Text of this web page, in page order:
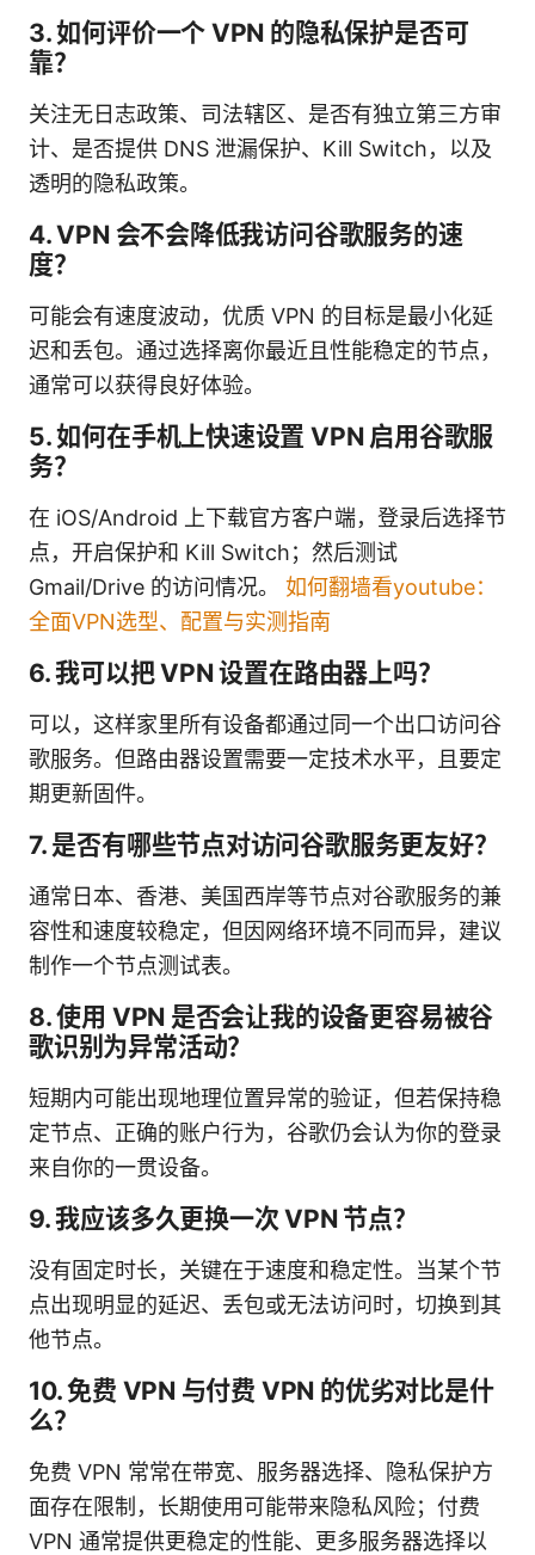
3. 如何评价一个 VPN 的隐私保护是否可
靠？
关注无日志政策、司法辖区、是否有独立第三方审
计、是否提供 DNS 泄漏保护、Kill Switch，以及
透明的隐私政策。
4. VPN 会不会降低我访问谷歌服务的速
度？
可能会有速度波动，优质 VPN 的目标是最小化延
迟和丢包。通过选择离你最近且性能稳定的节点，
通常可以获得良好体验。
5. 如何在手机上快速设置 VPN 启用谷歌服
务？
在 iOS/Android 上下载官方客户端，登录后选择节
点，开启保护和 Kill Switch；然后测试
Gmail/Drive 的访问情况。 如何翻墙看youtube：
全面VPN选型、配置与实测指南
6. 我可以把 VPN 设置在路由器上吗？
可以，这样家里所有设备都通过同一个出口访问谷
歌服务。但路由器设置需要一定技术水平，且要定
期更新固件。
7. 是否有哪些节点对访问谷歌服务更友好？
通常日本、香港、美国西岸等节点对谷歌服务的兼
容性和速度较稳定，但因网络环境不同而异，建议
制作一个节点测试表。
8. 使用 VPN 是否会让我的设备更容易被谷
歌识别为异常活动？
短期内可能出现地理位置异常的验证，但若保持稳
定节点、正确的账户行为，谷歌仍会认为你的登录
来自你的一贯设备。
9. 我应该多久更换一次 VPN 节点？
没有固定时长，关键在于速度和稳定性。当某个节
点出现明显的延迟、丢包或无法访问时，切换到其
他节点。
10. 免费 VPN 与付费 VPN 的优劣对比是什
么？
免费 VPN 常常在带宽、服务器选择、隐私保护方
面存在限制，长期使用可能带来隐私风险；付费
VPN 通常提供更稳定的性能、更多服务器选择以